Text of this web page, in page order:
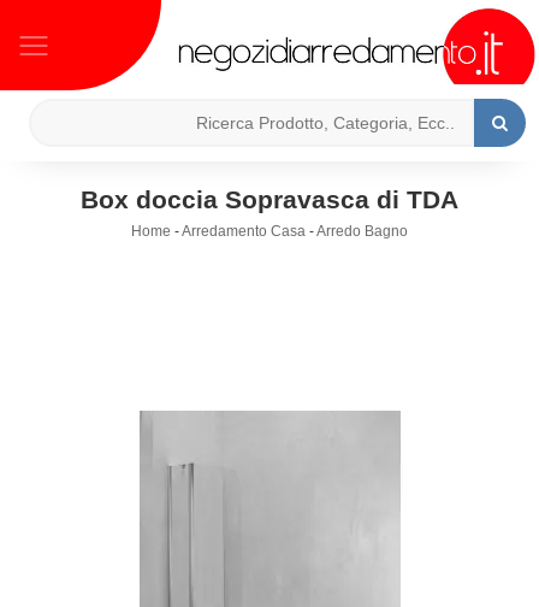
Box doccia Sopravasca di TDA
Home -Arredamento Casa -Arredo Bagno